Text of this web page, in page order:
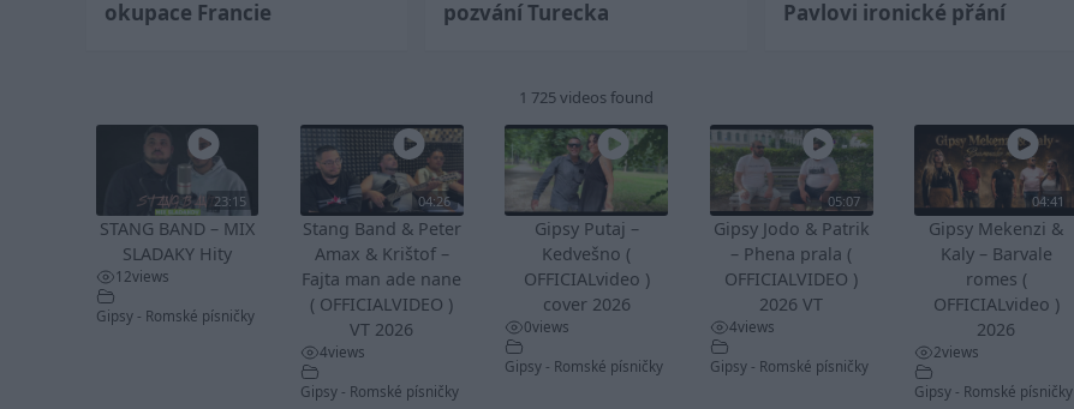
okupace Francie
pozvání Turecka
Pavlovi ironické přání
1 725 videos found
23:15
STANG BAND – MIX
SLADAKY Hity
12views
Gipsy - Romské písničky
04:26
Stang Band & Peter
Amax & Krištof –
Fajta man ade nane
( OFFICIALVIDEO )
VT 2026
4views
Gipsy - Romské písničky
Gipsy Putaj –
Kedvešno (
OFFICIALvideo )
cover 2026
0views
Gipsy - Romské písničky
05:07
Gipsy Jodo & Patrik
– Phena prala (
OFFICIALVIDEO )
2026 VT
4views
Gipsy - Romské písničky
04:41
Gipsy Mekenzi &
Kaly – Barvale
romes (
OFFICIALvideo )
2026
2views
Gipsy - Romské písničky